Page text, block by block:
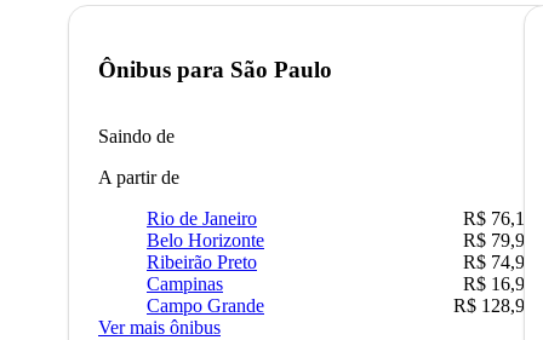
Ônibus para São Paulo
Saindo de
A partir de
Rio de Janeiro
R$ 76,10
Belo Horizonte
R$ 79,99
Ribeirão Preto
R$ 74,90
Campinas
R$ 16,90
Campo Grande
R$ 128,90
Ver mais ônibus